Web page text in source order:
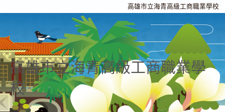
高雄市立海青高級工商職業學校
高雄市立海青高級工商職業學
校